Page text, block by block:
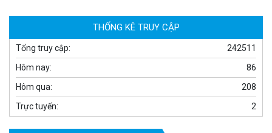
THỐNG KÊ TRUY CẬP
242511
Tổng truy cập:
86
Hôm nay:
208
Hôm qua:
2
Trực tuyến: